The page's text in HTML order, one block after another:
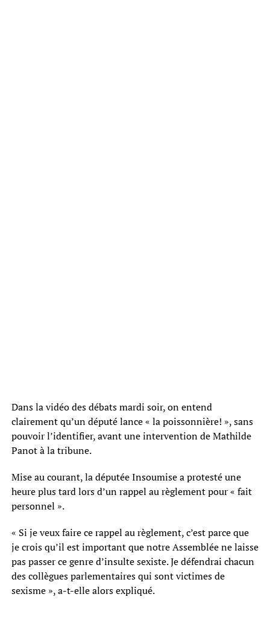
Dans la vidéo des débats mardi soir, on entend
clairement qu’un député lance « la poissonnière! », sans
pouvoir l’identifier, avant une intervention de Mathilde
Panot à la tribune.
Mise au courant, la députée Insoumise a protesté une
heure plus tard lors d’un rappel au règlement pour « fait
personnel ».
« Si je veux faire ce rappel au règlement, c’est parce que
je crois qu’il est important que notre Assemblée ne laisse
pas passer ce genre d’insulte sexiste. Je défendrai chacun
des collègues parlementaires qui sont victimes de
sexisme », a-t-elle alors expliqué.